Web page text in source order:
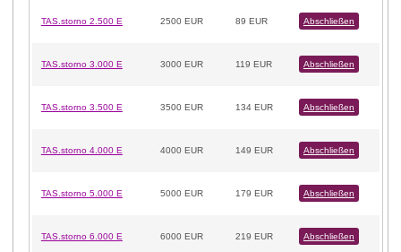
TAS.storno 2.500 E 2500 EUR 89 EUR Abschließen
TAS.storno 3.000 E 3000 EUR 119 EUR Abschließen
TAS.storno 3.500 E 3500 EUR 134 EUR Abschließen
TAS.storno 4.000 E 4000 EUR 149 EUR Abschließen
TAS.storno 5.000 E 5000 EUR 179 EUR Abschließen
TAS.storno 6.000 E 6000 EUR 219 EUR Abschließen